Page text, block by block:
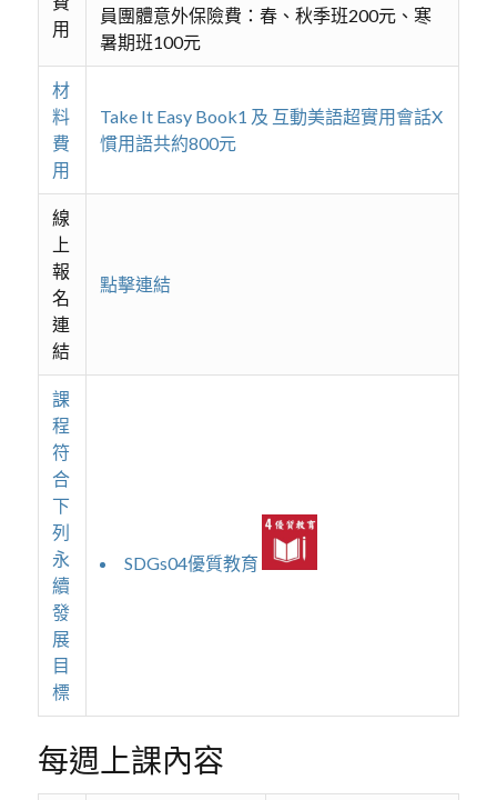
用
員團體意外保險費：春、秋季班200元、寒
暑期班100元
材
料
費
用
Take It Easy Book1 及 互動美語超實用會話X
慣用語共約800元
線
上
報
名
連
結
點擊連結
課
程
符
合
下
列
永
續
發
展
目
標
SDGs04優質教育
每週上課內容